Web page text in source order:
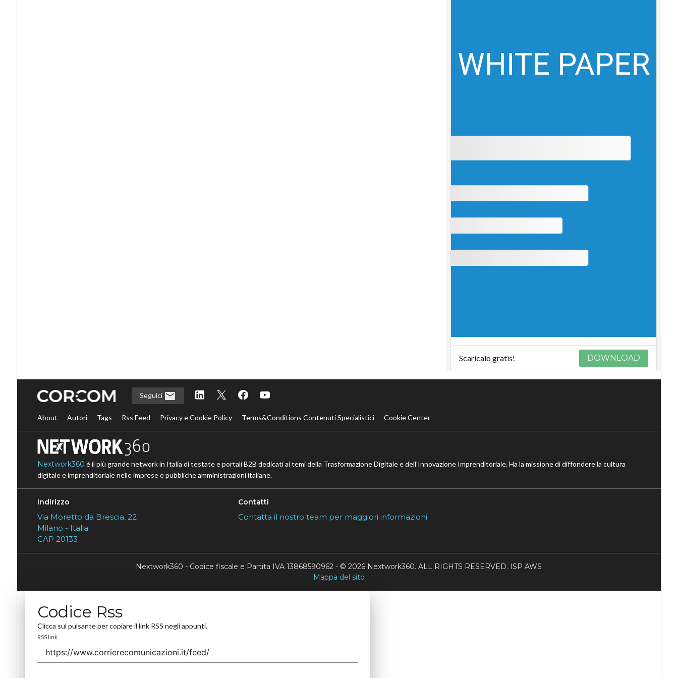
Scaricalo gratis! DOWNLOAD
Seguici
About Autori Tags Rss Feed Privacy e Cookie Policy Terms&Conditions Contenuti Specialistici Cookie Center
Nextwork360 è il più grande network in Italia di testate e portali B2B dedicati ai temi della Trasformazione Digitale e dell’Innovazione Imprenditoriale. Ha la missione di diffondere la cultura
digitale e imprenditoriale nelle imprese e pubbliche amministrazioni italiane.
Indirizzo
Via Moretto da Brescia, 22
Milano - Italia
CAP 20133
Contatti
Contatta il nostro team per maggiori informazioni
Nextwork360 - Codice fiscale e Partita IVA 13868590962 - © 2026 Nextwork360. ALL RIGHTS RESERVED. ISP AWS
Mappa del sito
Codice Rss
Clicca sul pulsante per copiare il link RSS negli appunti.
RSS link